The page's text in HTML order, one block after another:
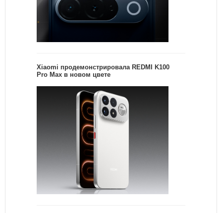
Xiaomi продемонстрировала REDMI K100
Pro Max в новом цвете